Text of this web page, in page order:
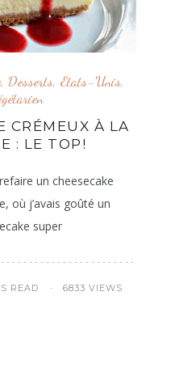
, Desserts, Etats-Unis,
CRÉMEUX À LA
: LE TOP!
un cheesecake
où j’avais goûté un
super
READ 6833 VIEWS